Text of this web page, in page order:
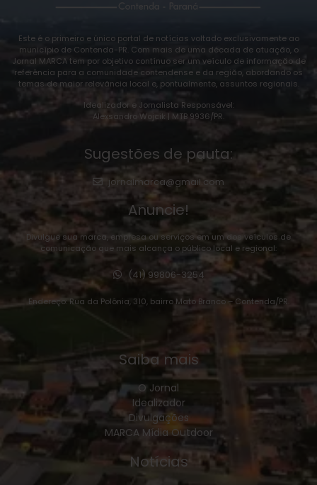
Este é o primeiro e único portal de notícias voltado exclusivamente ao
município de Contenda-PR. Com mais de uma década de atuação, o
Jornal MARCA tem por objetivo contínuo ser um veículo de informação de
referência para a comunidade contendense e da região, abordando os
temas de maior relevância local e, pontualmente, assuntos regionais.
Idealizador e Jornalista Responsável:
Alexsandro Wojcik | MTB 9936/PR.
Sugestões de pauta:
jornalmarca@gmail.com
Anuncie!
Divulgue sua marca, empresa ou serviços em um dos veículos de
comunicação que mais alcança o público local e regional:
(41) 99806-3254
Endereço: Rua da Polônia, 310, bairro Mato Branco – Contenda/PR.
Saiba mais
O Jornal
Idealizador
Divulgações
MARCA Mídia Outdoor
Notícias